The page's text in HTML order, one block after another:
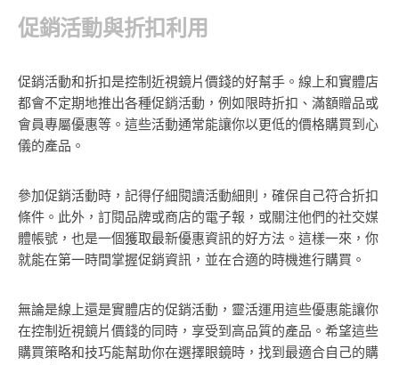
促銷活動與折扣利用
促銷活動和折扣是控制近視鏡片價錢的好幫手。線上和實體店
都會不定期地推出各種促銷活動，例如限時折扣、滿額贈品或
會員專屬優惠等。這些活動通常能讓你以更低的價格購買到心
儀的產品。
參加促銷活動時，記得仔細閱讀活動細則，確保自己符合折扣
條件。此外，訂閱品牌或商店的電子報，或關注他們的社交媒
體帳號，也是一個獲取最新優惠資訊的好方法。這樣一來，你
就能在第一時間掌握促銷資訊，並在合適的時機進行購買。
無論是線上還是實體店的促銷活動，靈活運用這些優惠能讓你
在控制近視鏡片價錢的同時，享受到高品質的產品。希望這些
購買策略和技巧能幫助你在選擇眼鏡時，找到最適合自己的購